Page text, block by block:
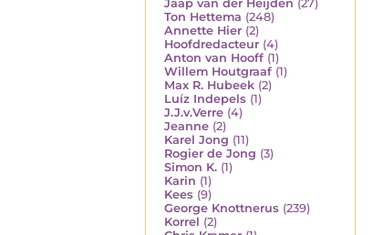
Jaap van der Heijden (27)
Ton Hettema (248)
Annette Hier (2)
Hoofdredacteur (4)
Anton van Hooff (1)
Willem Houtgraaf (1)
Max R. Hubeek (2)
Luíz Indepels (1)
J.J.v.Verre (4)
Jeanne (2)
Karel Jong (11)
Rogier de Jong (3)
Simon K. (1)
Karin (1)
Kees (9)
George Knottnerus (239)
Korrel (2)